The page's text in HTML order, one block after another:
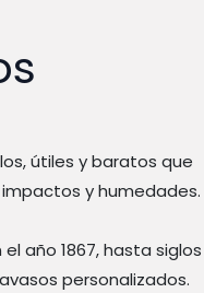
útiles y baratos que
y humedades.
año 1867, hasta siglos
personalizados.